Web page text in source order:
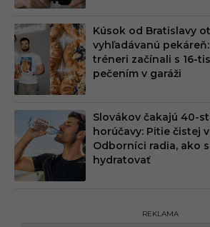
Kúsok od Bratislavy
vyhľadávanú
tréneri začínali s 16-
pečením v garáži
Slovákov čakajú 40-
horúčavy: Pitie čistej
Odborníci radia, ako
hydratovať
REKLAMA